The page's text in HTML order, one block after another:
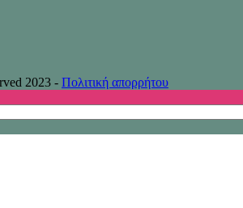
2023 - Πολιτική απορρήτου